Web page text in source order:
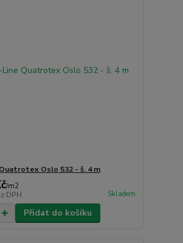
Oslo 532 - š. 4 m
/m2
DPH Skladem
Přidat do košíku